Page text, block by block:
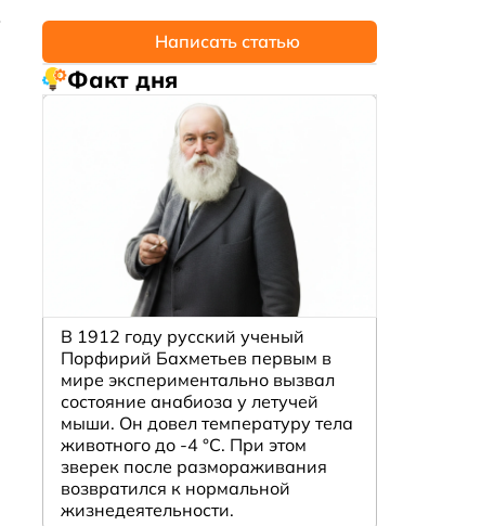
Написать статью
Факт дня
В 1912 году русский ученый
Порфирий Бахметьев первым в
мире экспериментально вызвал
состояние анабиоза у летучей
мыши. Он довел температуру тела
животного до -4 °C. При этом
зверек после размораживания
возвратился к нормальной
жизнедеятельности.